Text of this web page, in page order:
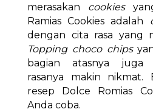
merasakan cookies
Ramias Cookies adalah
dengan cita rasa yang
Topping choco chips
bagian atasnya juga
rasanya makin nikmat.
resep Dolce Romias
Anda coba.